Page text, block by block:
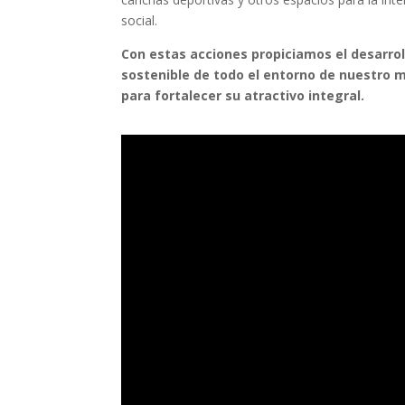
social.
Con estas acciones propiciamos el
sostenible de todo el entorno de nuestro
para fortalecer su atractivo integral.